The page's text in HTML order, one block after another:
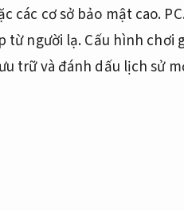
các cơ sở bảo mật cao.
từ người lạ.Cấu hình chơi
trữ và đánh dấu lịch sử